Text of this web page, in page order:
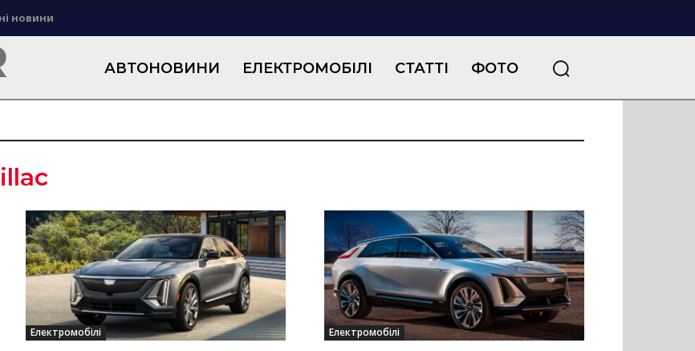
новини
АВТОНОВИНИ ЕЛЕКТРОМОБІЛІ СТАТТІ ФОТО
Електромобілі Електромобілі